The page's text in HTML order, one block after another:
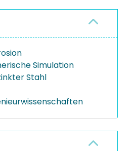
Simulation
Stahl